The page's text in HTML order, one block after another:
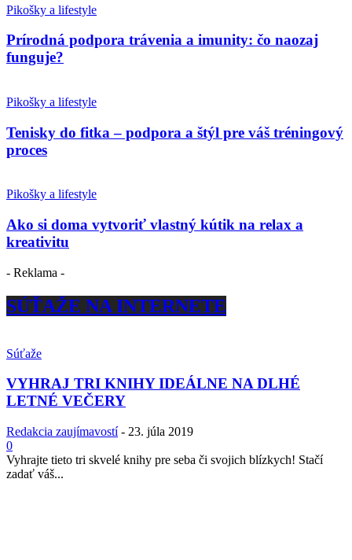
Pikošky a lifestyle
Prírodná podpora trávenia a imunity: čo naozaj
funguje?
Pikošky a lifestyle
Tenisky do fitka – podpora a štýl pre váš tréningový
proces
Pikošky a lifestyle
Ako si doma vytvoriť vlastný kútik na relax a
kreativitu
- Reklama -
SÚŤAŽE NA INTERNETE
Súťaže
VYHRAJ TRI KNIHY IDEÁLNE NA DLHÉ
LETNÉ VEČERY
Redakcia zaujímavostí - 23. júla 2019
0
Vyhrajte tieto tri skvelé knihy pre seba či svojich blízkych! Stačí
zadať váš...